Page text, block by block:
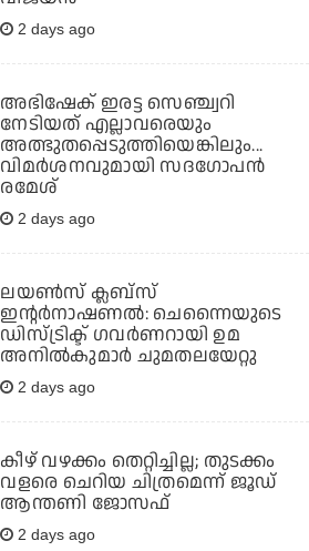
2 days ago
അഭിഷേക് ഇരട്ട സെഞ്ച്വറി
നേടിയത് എല്ലാവരെയും
അത്ഭുതപ്പെടുത്തിയെങ്കിലും...
വിമര്‍ശനവുമായി സദഗോപന്‍
രമേശ്
2 days ago
ലയണ്‍സ് ക്ലബ്‌സ്
ഇന്റര്‍നാഷണല്‍: ചെന്നൈയുടെ
ഡിസ്ട്രിക്ട് ഗവര്‍ണറായി ഉമ
അനില്‍കുമാര്‍ ചുമതലയേറ്റു
2 days ago
കീഴ് വഴക്കം തെറ്റിച്ചില്ല; തുടക്കം
വളരെ ചെറിയ ചിത്രമെന്ന് ജൂഡ്
ആന്തണി ജോസഫ്
2 days ago